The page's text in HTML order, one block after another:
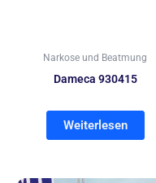
Narkose und Beatmung
Dameca 930415
Weiterlesen